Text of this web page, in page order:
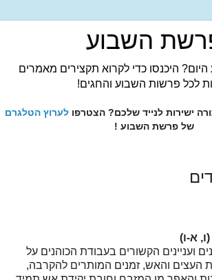
השבוע
היכנסו כדי לקרוא תקצירים מאמרים
לכל פרשות השבוע והחגים!
ישירות לנייד שלכם? הצטרפו לערוץ הטלגרם
של פרשת השבוע !
א-ו)
ועניינים הקשורים בעבודת הכוהנים על
העצים והאש, זמנים המותרים להקרבה,